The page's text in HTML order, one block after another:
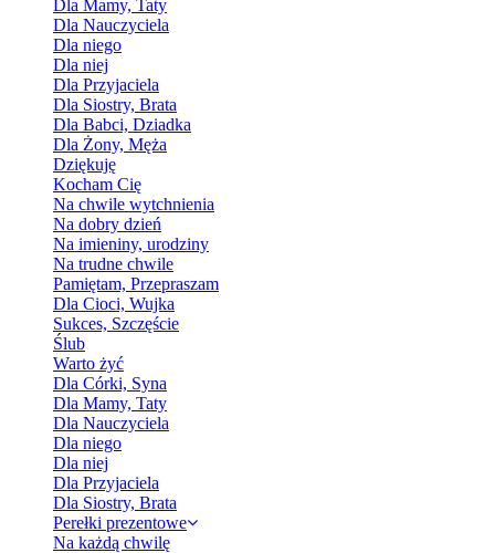
Dla Mamy, Taty
Dla Nauczyciela
Dla niego
Dla niej
Dla Przyjaciela
Dla Siostry, Brata
Dla Babci, Dziadka
Dla Żony, Męża
Dziękuję
Kocham Cię
Na chwile wytchnienia
Na dobry dzień
Na imieniny, urodziny
Na trudne chwile
Pamiętam, Przepraszam
Dla Cioci, Wujka
Sukces, Szczęście
Ślub
Warto żyć
Dla Córki, Syna
Dla Mamy, Taty
Dla Nauczyciela
Dla niego
Dla niej
Dla Przyjaciela
Dla Siostry, Brata
Perełki prezentowe
Na każdą chwilę